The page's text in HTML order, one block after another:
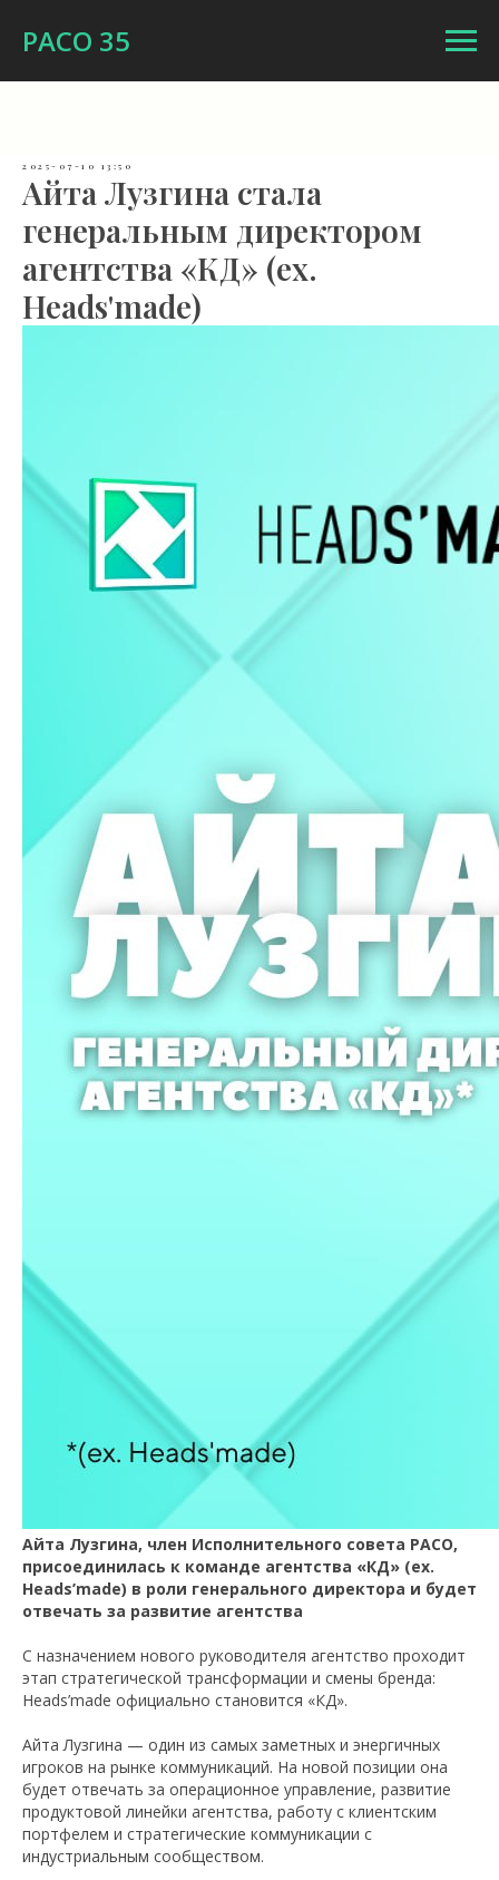
РАСО 35
2025-07-10 13:50
Айта Лузгина стала
генеральным директором
агентства «КД» (ex.
Heads'made)
Айта Лузгина, член Исполнительного совета РАСО,
присоединилась к команде агентства «КД» (ex.
Heads’made) в роли генерального директора и будет
отвечать за развитие агентства
С назначением нового руководителя агентство проходит
этап стратегической трансформации и смены бренда:
Heads’made официально становится «КД».
Айта Лузгина — один из самых заметных и энергичных
игроков на рынке коммуникаций. На новой позиции она
будет отвечать за операционное управление, развитие
продуктовой линейки агентства, работу с клиентским
портфелем и стратегические коммуникации с
индустриальным сообществом.